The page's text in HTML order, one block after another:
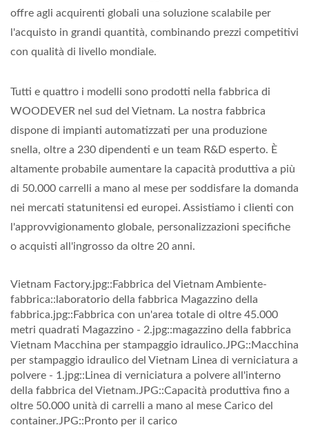
offre agli acquirenti globali una soluzione scalabile per
l'acquisto in grandi quantità, combinando prezzi competitivi
con qualità di livello mondiale.
Tutti e quattro i modelli sono prodotti nella fabbrica di
WOODEVER nel sud del Vietnam. La nostra fabbrica
dispone di impianti automatizzati per una produzione
snella, oltre a 230 dipendenti e un team R&D esperto. È
altamente probabile aumentare la capacità produttiva a più
di 50.000 carrelli a mano al mese per soddisfare la domanda
nei mercati statunitensi ed europei. Assistiamo i clienti con
l'approvvigionamento globale, personalizzazioni specifiche
o acquisti all'ingrosso da oltre 20 anni.
Vietnam Factory.jpg::Fabbrica del Vietnam Ambiente-
fabbrica::laboratorio della fabbrica Magazzino della
fabbrica.jpg::Fabbrica con un'area totale di oltre 45.000
metri quadrati Magazzino - 2.jpg::magazzino della fabbrica
Vietnam Macchina per stampaggio idraulico.JPG::Macchina
per stampaggio idraulico del Vietnam Linea di verniciatura a
polvere - 1.jpg::Linea di verniciatura a polvere all'interno
della fabbrica del Vietnam.JPG::Capacità produttiva fino a
oltre 50.000 unità di carrelli a mano al mese Carico del
container.JPG::Pronto per il carico